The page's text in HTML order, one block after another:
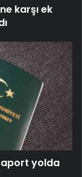
karşı ek
yolda